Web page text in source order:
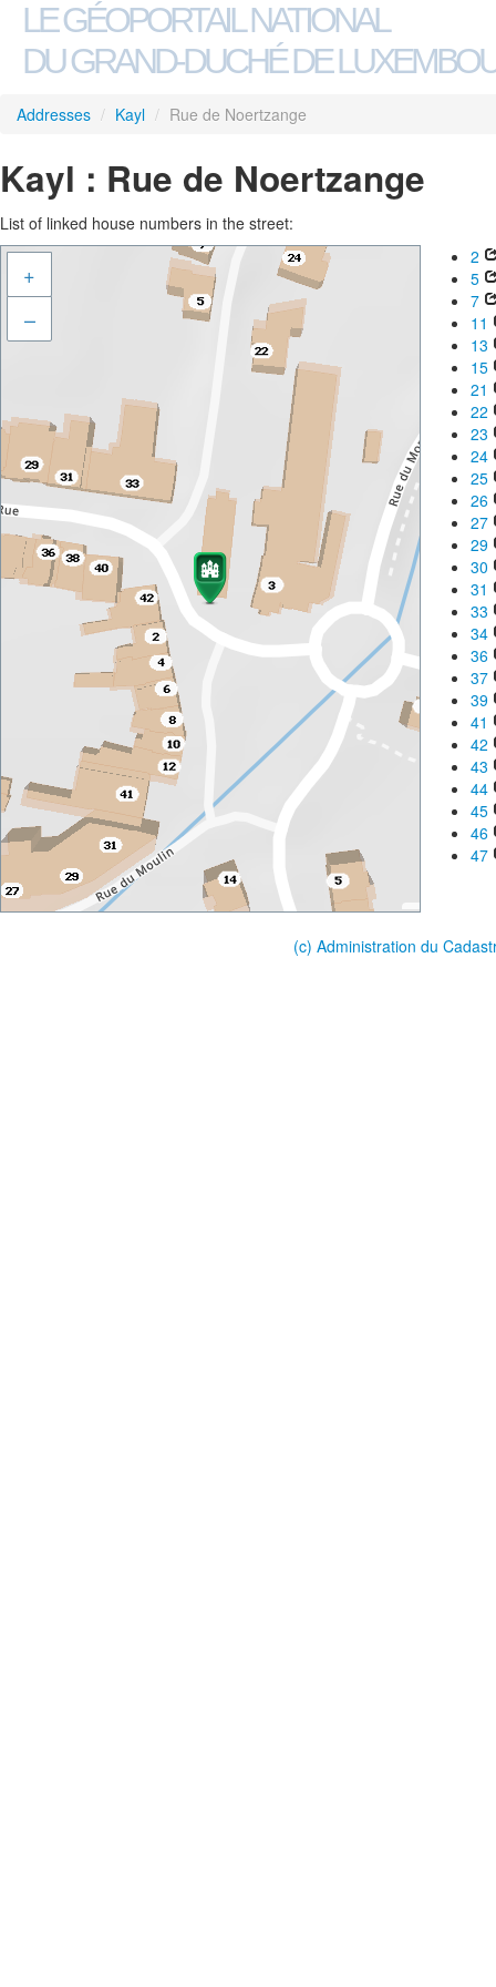
LE GÉOPORTAIL NATIONAL
DU GRAND-DUCHÉ DE
Addresses / Kayl / Rue de Noertzange
Kayl : Rue de Noertzange
List of linked house numbers in the street:
+
–
2
5
7
11
13
15
21
22
23
24
25
26
27
29
30
31
33
34
36
37
39
41
42
43
44
45
46
47
(c) Administration du